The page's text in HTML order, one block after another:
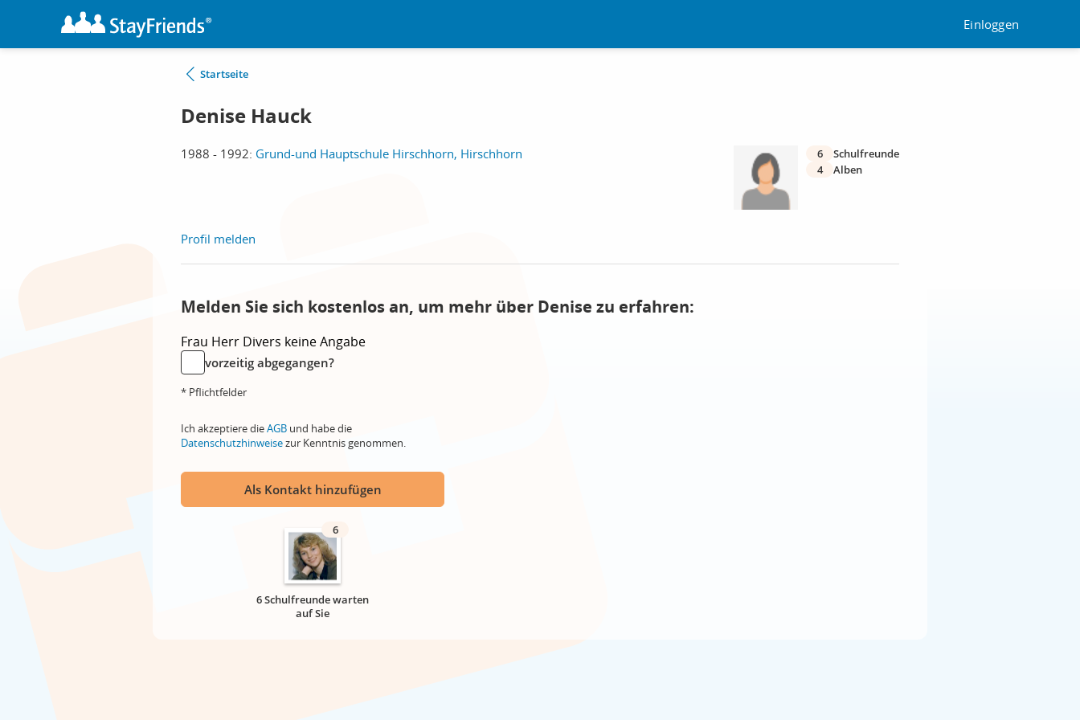
Einloggen
Startseite
Denise Hauck
1988 - 1992: Grund-und Hauptschule Hirschhorn, Hirschhorn 6
Schulfreunde
4
Alben
Profil melden
Melden Sie sich kostenlos an, um mehr über Denise zu erfahren:
Frau Herr Divers keine Angabe
vorzeitig abgegangen?
* Pflichtfelder
Ich akzeptiere dieAGB und habe die
Datenschutzhinweisezur Kenntnis genommen.
Als Kontakt hinzufügen
6
6 Schulfreunde warten
auf Sie